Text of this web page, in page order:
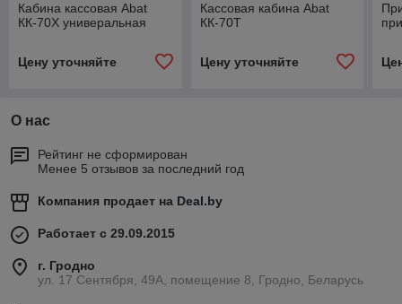
Кабина кассовая Abat
КК-70Х универальная
Цену уточняйте
Кассовая кабина Abat
КК-70Т
Цену уточняйте
О нас
Рейтинг не сформирован
Менее 5 отзывов за последний год
Компания продает на Deal.by
Работает с 29.09.2015
г. Гродно
ул. 17 Сентября, 49А, помещение 8, Гродно, Беларусь